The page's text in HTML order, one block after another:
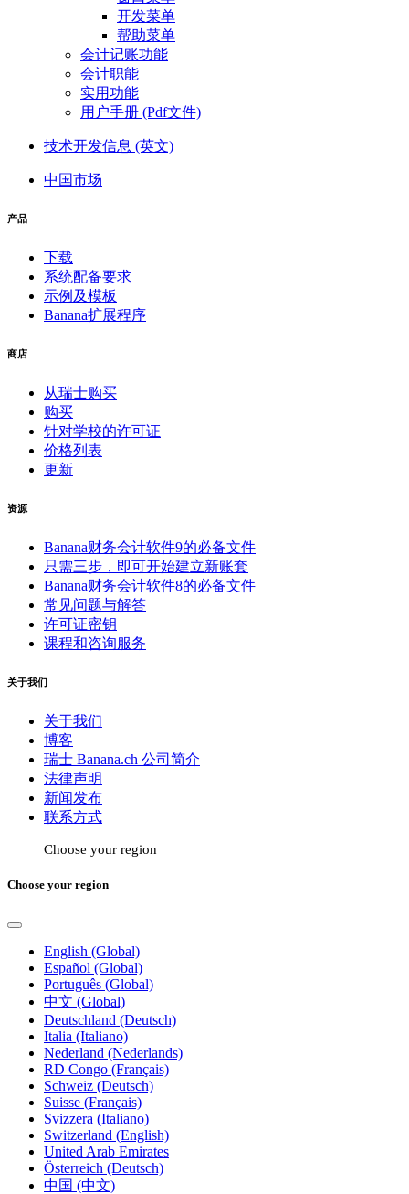
开发菜单
帮助菜单
会计记账功能
会计职能
实用功能
用户手册 (Pdf文件)
技术开发信息 (英文)
中国市场
产品
下载
系统配备要求
示例及模板
Banana扩展程序
商店
从瑞士购买
购买
针对学校的许可证
价格列表
更新
资源
Banana财务会计软件9的必备文件
只需三步，即可开始建立新账套
Banana财务会计软件8的必备文件
常见问题与解答
许可证密钥
课程和咨询服务
关于我们
关于我们
博客
瑞士 Banana.ch 公司简介
法律声明
新闻发布
联系方式
Choose your region
Choose your region
English (Global)
Español (Global)
Português (Global)
中文 (Global)
Deutschland (Deutsch)
Italia (Italiano)
Nederland (Nederlands)
RD Congo (Français)
Schweiz (Deutsch)
Suisse (Français)
Svizzera (Italiano)
Switzerland (English)
United Arab Emirates
Österreich (Deutsch)
中国 (中文)